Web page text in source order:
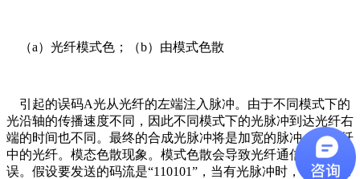
（a）光纤模式色；（b）由模式色散
引起的误码A光从光纤的左端注入脉冲。由于不同模式下的
光沿轴的传播速度不同，因此不同模式下的光脉冲到达光纤右
端的时间也不同。最终的合成光脉冲将是加宽的脉冲，即光纤
中的光纤。模态色散现象。模式色散会导致光纤通信中的错
误。假设要发送的码流是“110101”，当有光脉冲时，将其记录